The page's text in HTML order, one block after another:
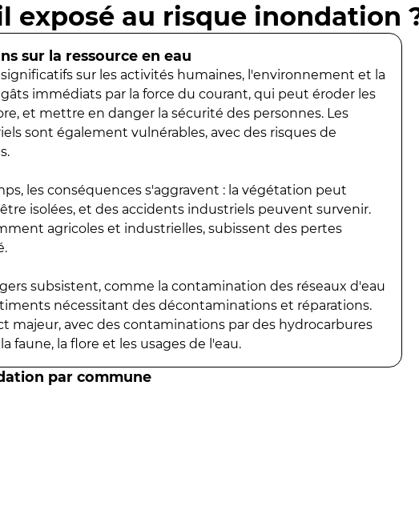
exposé au risque inondation
sur la ressource en eau
sur les activités humaines, l'environnement et la
immédiats par la force du courant, qui peut éroder les
et mettre en danger la sécurité des personnes. Les
sont également vulnérables, avec des risques de
les conséquences s'aggravent : la végétation peut
isolées, et des accidents industriels peuvent survenir.
agricoles et industrielles, subissent des pertes
subsistent, comme la contamination des réseaux d'eau
nécessitant des décontaminations et réparations.
majeur, avec des contaminations par des hydrocarbures
faune, la flore et les usages de l'eau.
par commune